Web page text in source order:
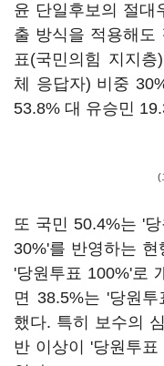
윤 단일후보의 절대
출 방식을 적용해도
표(국민의힘 지지
체 응답자) 비중
53.8% 대 유승민
(
또 국민 50.4%는 '
30%'를 반영하는
'당원투표 100%'로
면 38.5%는 '당원
했다. 특히 보수의
반 이상이 '당원투